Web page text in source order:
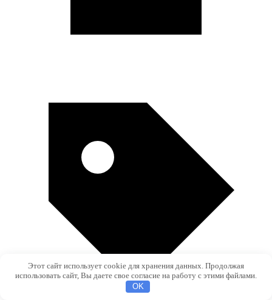
Этот сайт использует cookie для хранения данных. Продолжая
использовать сайт, Вы даете свое согласие на работу с этими файлами.
OK